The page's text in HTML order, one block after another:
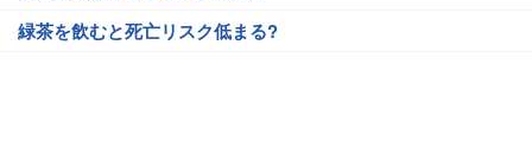
緑茶を飲むと死亡リスク低まる?